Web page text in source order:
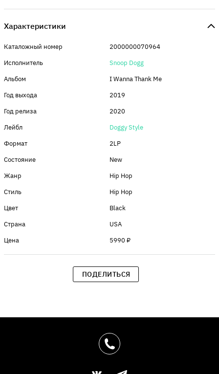
Характеристики
Каталожный номер
2000000070964
Исполнитель
Snoop Dogg
Альбом
I Wanna Thank Me
Год выхода
2019
Год релиза
2020
Лейбл
Doggy Style
Формат
2LP
Состояние
New
Жанр
Hip Hop
Стиль
Hip Hop
Цвет
Black
Страна
USA
Цена
5990 ₽
ПОДЕЛИТЬСЯ